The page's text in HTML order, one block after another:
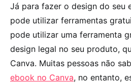
Já para fazer o design do seu
pode utilizar ferramentas
pode utilizar uma ferramenta
design legal no seu produto,
Canva. Muitas pessoas não
ebook no Canva, no entanto,